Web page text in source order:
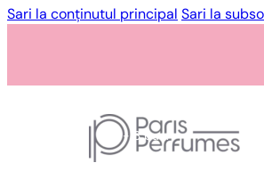
Sari la conținutul principal Sari la subsol
1 - 3 buc.